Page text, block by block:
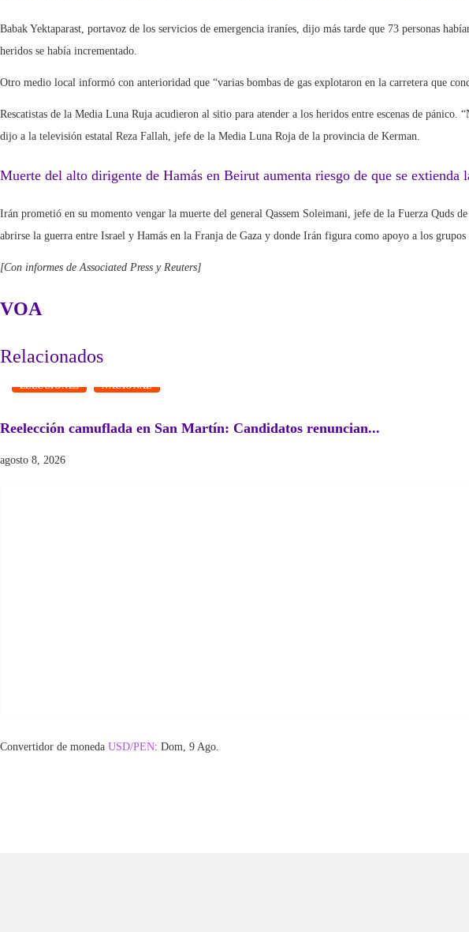
Babak Yektaparast, portavoz de los servicios de emergencia iraníes, dijo más tarde que 73 personas
heridos se había incrementado.
Otro medio local informó con anterioridad que “varias bombas de gas explotaron en la carretera que
Rescatistas de la Media Luna Ruja acudieron al sitio para atender a los heridos entre escenas de
dijo a la televisión estatal Reza Fallah, jefe de la Media Luna Roja de la provincia de Kerman.
Muerte del alto dirigente de Hamás en Beirut aumenta riesgo de que se extienda
Irán prometió en su momento vengar la muerte del general Qassem Soleimani, jefe de la Fuerza
abrirse la guerra entre Israel y Hamás en la Franja de Gaza y donde Irán figura como apoyo a los
[Con informes de Associated Press y Reuters]
VOA
Relacionados
ELECCIONES NACIONAL
Reelección camuflada en San Martín: Candidatos renuncian...
agosto 8, 2026
Convertidor de moneda USD/PEN: Dom, 9 Ago.